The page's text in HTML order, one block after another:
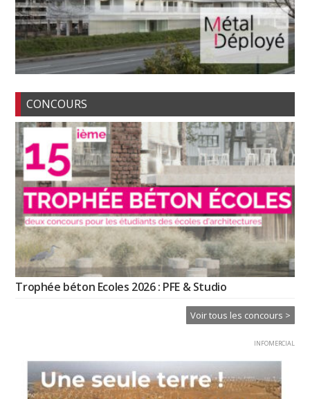
CONCOURS
Trophée béton Ecoles 2026 : PFE & Studio
Voir tous les concours >
INFOMERCIAL